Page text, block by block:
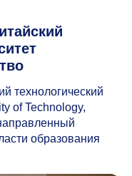
технологический
of Technology,
образования